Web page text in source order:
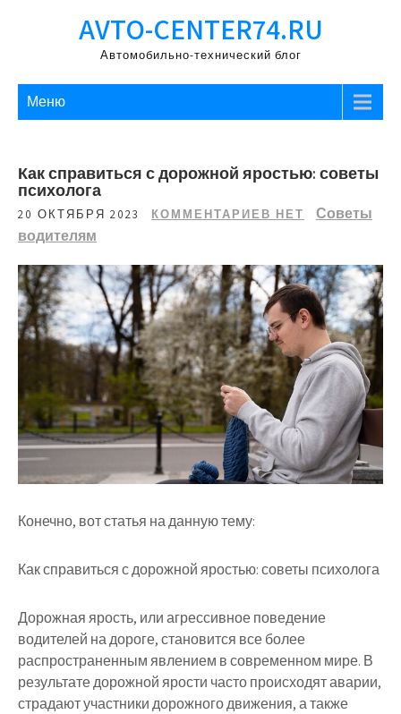
AVTO-CENTER74.RU
Автомобильно-технический блог
Меню
Как справиться с дорожной яростью: советы
психолога
20 ОКТЯБРЯ 2023 КОММЕНТАРИЕВ НЕТ
Советы
водителям
Конечно, вот статья на данную тему:
Как справиться с дорожной яростью: советы психолога
Дорожная ярость, или агрессивное поведение
водителей на дороге, становится все более
распространенным явлением в современном мире. В
результате дорожной ярости часто происходят аварии,
страдают участники дорожного движения, а также